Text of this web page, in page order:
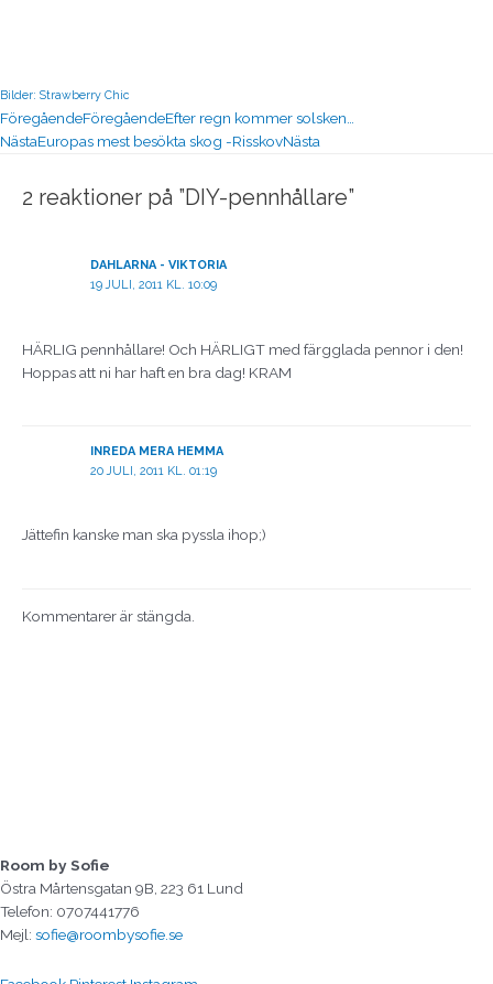
Bilder: Strawberry Chic
FöregåendeFöregåendeEfter regn kommer solsken…
NästaEuropas mest besökta skog -RisskovNästa
2 reaktioner på ”DIY-pennhållare”
DAHLARNA - VIKTORIA
19 JULI, 2011 KL. 10:09
HÄRLIG pennhållare! Och HÄRLIGT med färgglada pennor i den!
Hoppas att ni har haft en bra dag! KRAM
INREDA MERA HEMMA
20 JULI, 2011 KL. 01:19
Jättefin kanske man ska pyssla ihop;)
Kommentarer är stängda.
Room by Sofie
Östra Mårtensgatan 9B, 223 61 Lund
Telefon: 0707441776
Mejl: sofie@roombysofie.se